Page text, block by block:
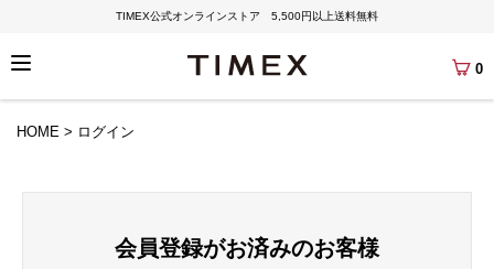
TIMEX公式オンラインストア 5,500円以上送料無料
0
HOME ログイン
会員登録がお済みのお客様